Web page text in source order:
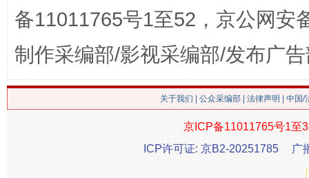
这是一记警钟！ 谢
备11011765号1至52，京公网安
制作采编部/影视采编部/发布广
关于我们 公众采编部 法律声明 | 中国
京ICP备11011765号1至
ICP许可证: 京B2-20251785
广